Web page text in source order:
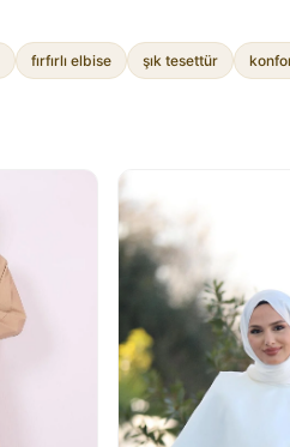
fırfırlı elbise şık tesettür